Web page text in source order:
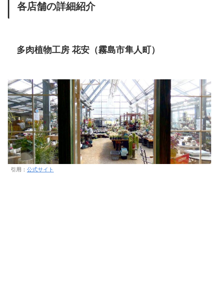
各店舗の詳細紹介
多肉植物工房 花安（霧島市隼人町）
引用： 公式サイト